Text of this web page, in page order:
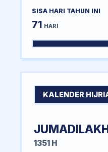
SISA HARI TAHUN INI
71 HARI
KALENDER
1351 H